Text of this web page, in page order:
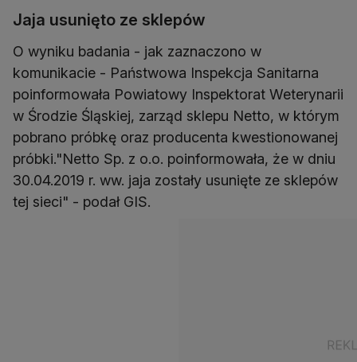
Jaja usunięto ze sklepów
O wyniku badania - jak zaznaczono w
komunikacie - Państwowa Inspekcja Sanitarna
poinformowała Powiatowy Inspektorat Weterynarii
w Środzie Śląskiej, zarząd sklepu Netto, w którym
pobrano próbkę oraz producenta kwestionowanej
próbki."Netto Sp. z o.o. poinformowała, że w dniu
30.04.2019 r. ww. jaja zostały usunięte ze sklepów
tej sieci" - podał GIS.